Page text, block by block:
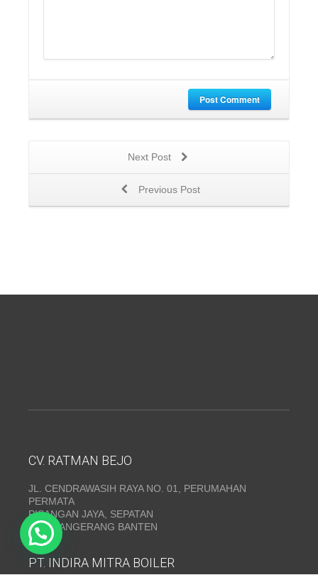
Post Comment
Next Post
Previous Post
CV. RATMAN BEJO
JL. CENDRAWASIH RAYA NO. 01, PERUMAHAN
PERMATA
PISANGAN JAYA, SEPATAN
KAB. TANGERANG BANTEN
PT. INDIRA MITRA BOILER